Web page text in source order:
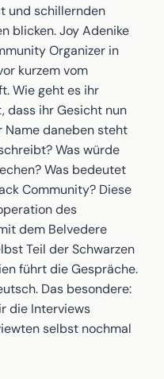
und schillernden
blicken. Joy Adenike
Organizer in
kurzem vom
Wie geht es ihr
dass ihr Gesicht nun
Name daneben steht
Was würde
Was bedeutet
Community? Diese
des
dem Belvedere
Teil der Schwarzen
führt die Gespräche.
Das besondere:
die Interviews
selbst nochmal